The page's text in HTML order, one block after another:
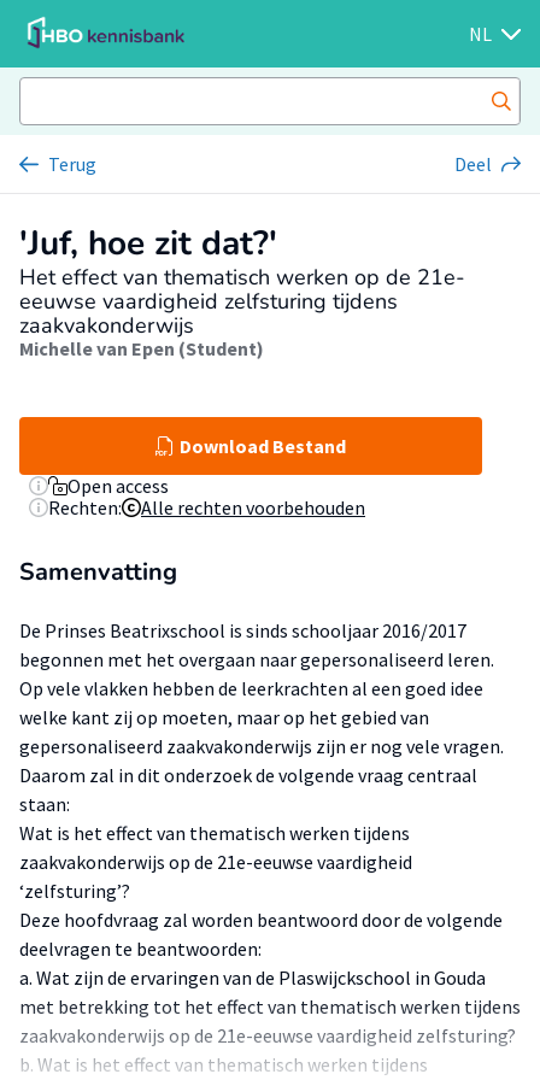
NL
Terug Deel
'Juf, hoe zit dat?'
Het effect van thematisch werken op de 21e-
eeuwse vaardigheid zelfsturing tijdens
zaakvakonderwijs
Michelle van Epen (Student)
Download Bestand
Open access
Rechten:
Alle rechten voorbehouden
Samenvatting
De Prinses Beatrixschool is sinds schooljaar 2016/2017
begonnen met het overgaan naar gepersonaliseerd leren.
Op vele vlakken hebben de leerkrachten al een goed idee
welke kant zij op moeten, maar op het gebied van
gepersonaliseerd zaakvakonderwijs zijn er nog vele vragen.
Daarom zal in dit onderzoek de volgende vraag centraal
staan:
Wat is het effect van thematisch werken tijdens
zaakvakonderwijs op de 21e-eeuwse vaardigheid
‘zelfsturing’?
Deze hoofdvraag zal worden beantwoord door de volgende
deelvragen te beantwoorden:
a. Wat zijn de ervaringen van de Plaswijckschool in Gouda
met betrekking tot het effect van thematisch werken tijdens
zaakvakonderwijs op de 21e-eeuwse vaardigheid zelfsturing?
b. Wat is het effect van thematisch werken tijdens